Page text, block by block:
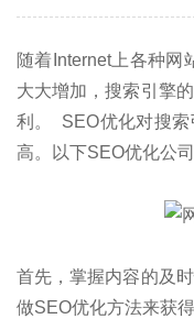
随着Internet上各种网
大大增加，搜索引擎
利。 SEO优化对搜索
高。以下SEO优化公
首先，掌握内容的及
做SEO优化方法来获